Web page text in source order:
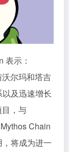
表示：
尔玛和塔吉
及迅速增长
，与
Chain
将成为进一